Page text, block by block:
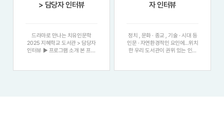
> 담당자 인터뷰
드라마로 만나는 치유인문학
2025 지혜학교 도서관 > 담당자
인터뷰 ▶ 프로그램 소개 본 프로
표입니다 . 단순 드라마 시청에서
자 인터뷰
정치 , 문화 · 종교 , 기술 · 시대 등
인문 · 자연환경적인 요인에...위치
한 우리 도서관이 권위 있는 인문
남는 에피소드가 있다면 얘기해...